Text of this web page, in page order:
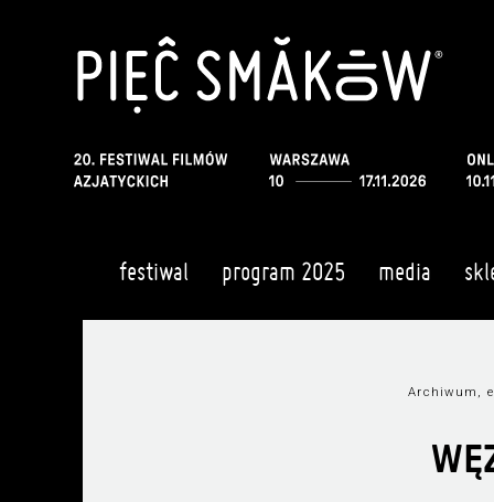
festiwal program 2025 media
Archiwum,